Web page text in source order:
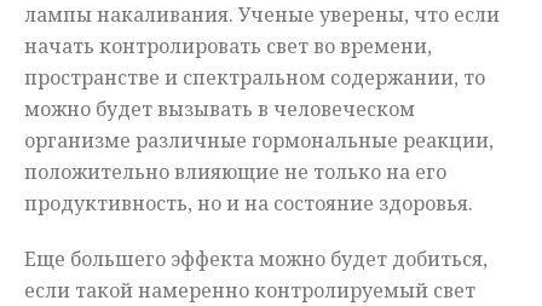
лампы накаливания. Ученые уверены, что если
начать контролировать свет во времени,
пространстве и спектральном содержании, то
можно будет вызывать в человеческом
организме различные гормональные реакции,
положительно влияющие не только на его
продуктивность, но и на состояние здоровья.
Еще большего эффекта можно будет добиться,
если такой намеренно контролируемый свет